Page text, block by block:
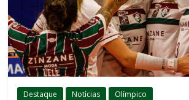
Destaque Notícias Olímpico